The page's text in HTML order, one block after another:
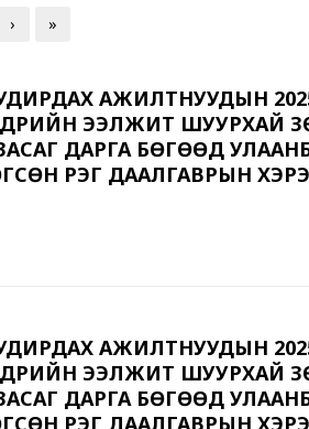
› »
АЖИЛТНУУДЫН 2025
ЭЭЛЖИТ ШУУРХАЙ
ДАРГА БӨГӨӨД
ҮҮРЭГ ДААЛГАВРЫН
АЖИЛТНУУДЫН 2025
ЭЭЛЖИТ ШУУРХАЙ
ДАРГА БӨГӨӨД
ҮҮРЭГ ДААЛГАВРЫН